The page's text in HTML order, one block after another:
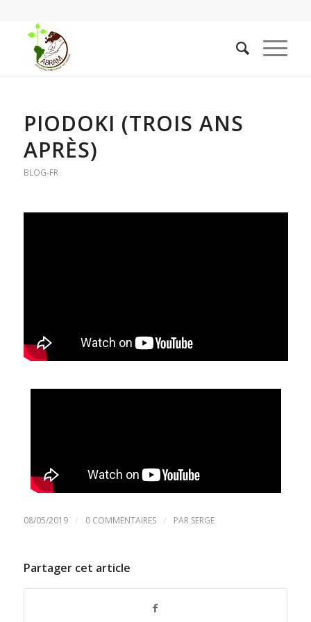
PIODOKI (TROIS ANS
APRÈS)
BLOG-FR
08/05/2019 / 0 COMMENTAIRES / PAR SERGE
Partager cet article